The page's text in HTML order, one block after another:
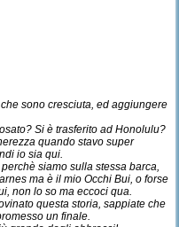
sono cresciuta, ed aggiungere
Si è trasferito ad Honolulu?
quando stavo super
io sia qui.
siamo sulla stessa barca,
ma è il mio Occhi Bui, o forse
non lo so ma eccoci qua.
questa storia, sappiate che
un finale.